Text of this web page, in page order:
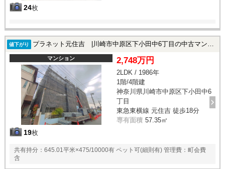
24枚
値下がり プラネット元住吉 |川崎市中原区下小田中6丁目の中古マンション
マンション
19枚
2,748万円
2LDK / 1986年
1階/4階建
神奈川県川崎市中原区下小田中6
丁目
東急東横線 元住吉 徒歩18分
専有面積 57.35㎡
共有持分：645.01平米×475/10000有 ペット可(細則有) 管理費：町会費
含